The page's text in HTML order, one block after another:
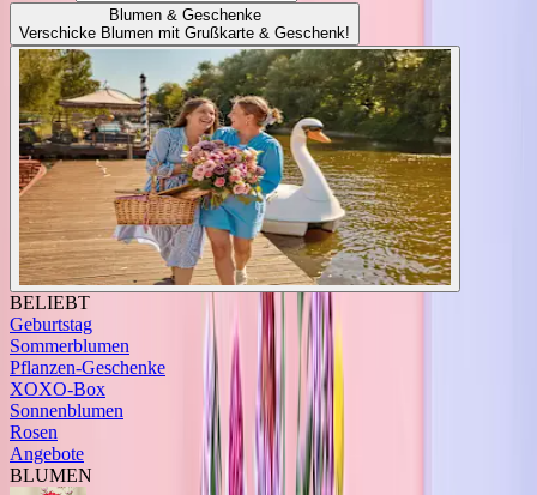
Blumen & Geschenke
Verschicke Blumen mit Grußkarte & Geschenk!
BELIEBT
Geburtstag
Sommerblumen
Pflanzen-Geschenke
XOXO-Box
Sonnenblumen
Rosen
Angebote
BLUMEN